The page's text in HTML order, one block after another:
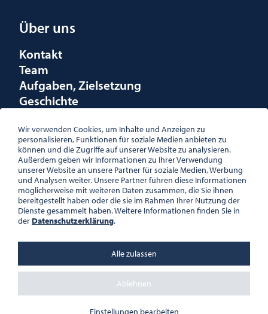
Über uns
Kontakt
Team
Aufgaben, Zielsetzung
Geschichte
Förderungen
Logo
ÖSTERREICHISCHE
GESELLSCHAFT FÜR LITERATUR
PALAIS WILCZEK, HERRENGASSE
ZVR-NR.: 508018443
16:00 UHR, FR 10:00 – 13:00 UHR
DATENSCHUTZ
Wir verwenden Cookies, um Inhalte und Anzeigen zu
personalisieren, Funktionen für soziale Medien anbieten zu
können und die Zugriffe auf unserer Website zu analysieren.
Außerdem geben wir Informationen zu Ihrer Verwendung
unserer Website an unsere Partner für soziale Medien, Werbung
und Analysen weiter. Unsere Partner führen diese Informationen
möglicherweise mit weiteren Daten zusammen, die Sie ihnen
bereitgestellt haben oder die sie im Rahmen Ihrer Nutzung der
Dienste gesammelt haben. Weitere Informationen finden Sie in
der Datenschutzerklärung.
Einstellungen bearbeiten
Ablehnen
Alle zulassen